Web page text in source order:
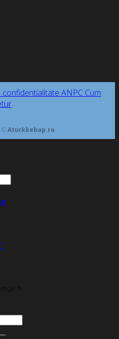
confidentialitate ANPC Cum
©Aturkkebap.ro
*